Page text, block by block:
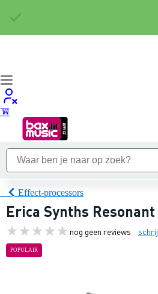
Effect-processors
Erica Synths
nog geen reviews
POPULAIR